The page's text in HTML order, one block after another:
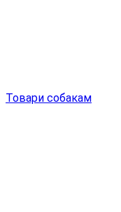
Товари собакам